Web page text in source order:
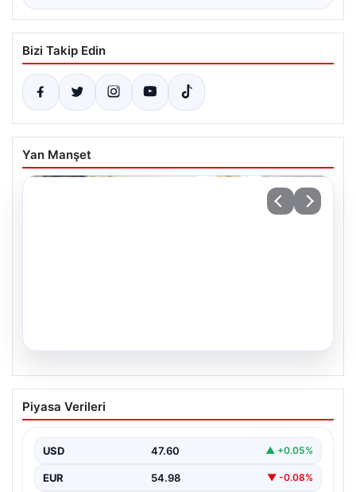
Bizi Takip Edin
Yan Manşet
34 Yıl Sonra Gelen Umut: İkiz Kız
Kardeşler Aileleriyle Anıtkabir’de
(59) çifti, tam 34 yıllık bir bekleyişin…
Piyasa Verileri
USD 47.60 ▲ +0.05%
EUR 54.98 ▼ -0.08%